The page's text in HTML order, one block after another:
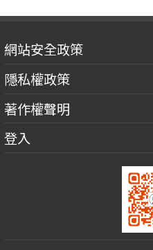
網站安全政策
隱私權政策
著作權聲明
登入